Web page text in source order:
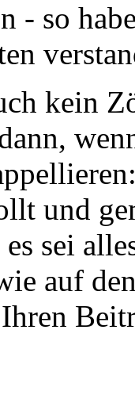
- so
kein
und
sei
auf